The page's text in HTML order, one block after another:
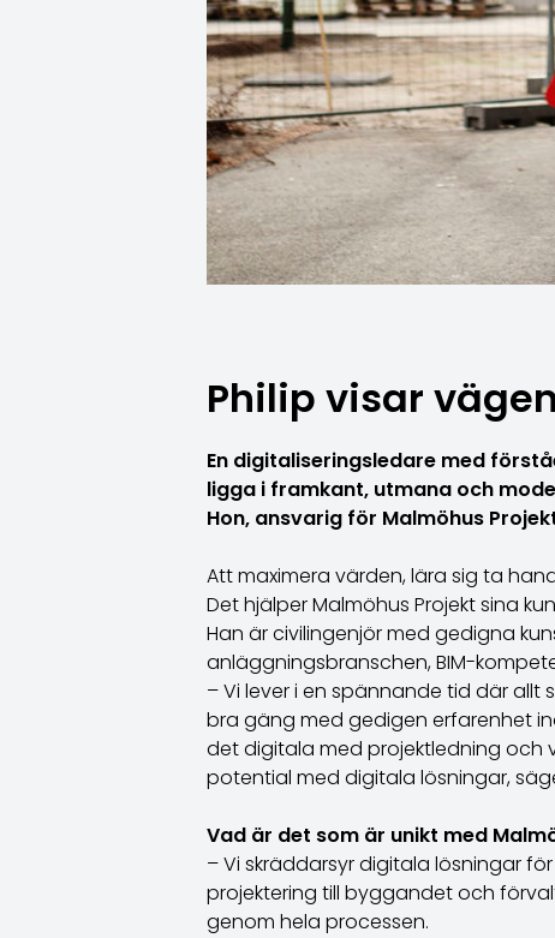
Philip visar vägen
En digitaliseringsledare med
ligga i framkant, utmana och
Hon, ansvarig för Malmöhus
Att maximera värden, lära sig ta
Det hjälper Malmöhus Projekt sina
Han är civilingenjör med gedigna
anläggningsbranschen, BIM-
– Vi lever i en spännande tid där
bra gäng med gedigen erfarenhet
det digitala med projektledning
potential med digitala lösningar,
Vad är det som är unikt med
– Vi skräddarsyr digitala lösningar
projektering till byggandet och
genom hela processen.